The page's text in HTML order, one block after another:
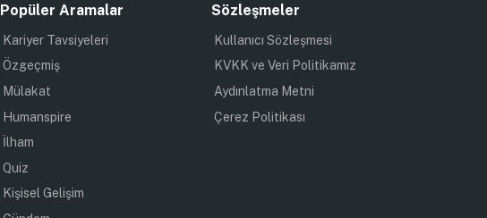
Popüler Aramalar
Kariyer Tavsiyeleri
Özgeçmiş
Mülakat
Humanspire
İlham
Quiz
Kişisel Gelişim
Sözleşmeler
Kullanıcı Sözleşmesi
KVKK ve Veri Politikamız
Aydınlatma Metni
Çerez Politikası